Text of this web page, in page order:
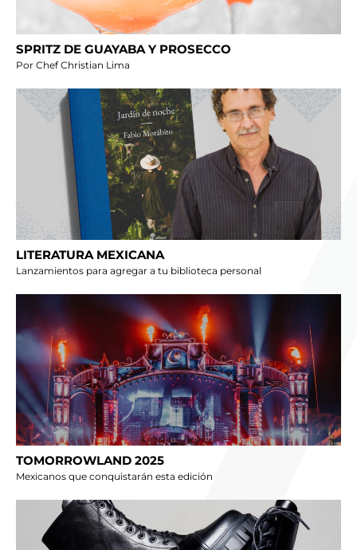
SPRITZ DE GUAYABA Y PROSECCO
Por Chef Christian Lima
LITERATURA MEXICANA
Lanzamientos para agregar a tu biblioteca personal
TOMORROWLAND 2025
Mexicanos que conquistarán esta edición